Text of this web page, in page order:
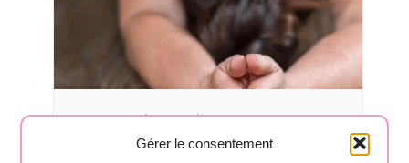
Gérer le consentement
Yoga-Kurse in Hermigua 🧘‍♂️
August 17 à 18:30 - 20:00